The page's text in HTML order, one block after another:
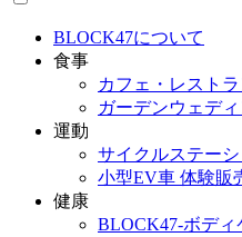
BLOCK47について
食事
カフェ・レスト
ガーデンウェデ
運動
サイクルステー
小型EV車 体験販
健康
BLOCK47‐ボデ